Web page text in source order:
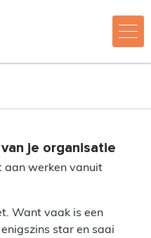
je organisatie
aan werken vanuit
Want vaak is een
star en saai